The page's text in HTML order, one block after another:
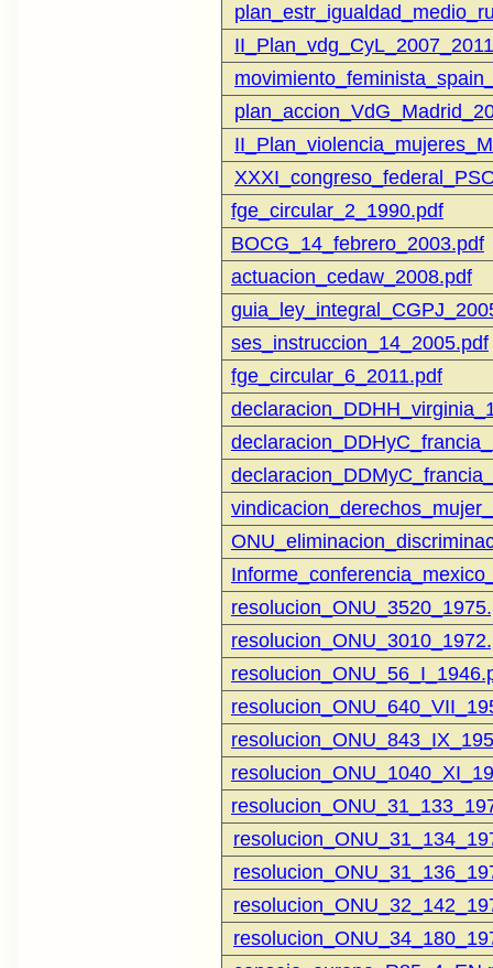
fge_circular_2_1990.pdf
BOCG_14_febrero_2003.pdf
actuacion_cedaw_2008.pdf
ses_instruccion_14_2005.pdf
fge_circular_6_2011.pdf